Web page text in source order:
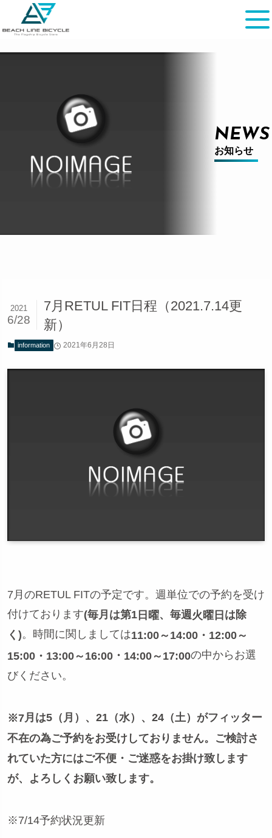
NEWS
お知らせ
7月RETUL FIT日程（2021.7.14更
新）
2021
6/28
information 2021年6月28日
7月のRETUL FITの予定です。週単位での予約を受け
付けております(毎月は第1日曜、毎週火曜日 は除
く)。時間に関しましては11:00～14:00・12:00～
15:00・ 13:00～16:00・ 14:00～17:00の中からお選
びください。
※7月は5（月）、21（水）、24（土）がフィッター
不在の為ご予約をお受けしておりません。ご検討さ
れていた方にはご不便・ご迷惑をお掛け致します
が、よろしくお願い致します。
※7/14予約状況更新